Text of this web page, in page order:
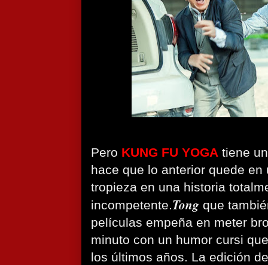
Pero KUNG FU YOGA tiene
hace que lo anterior quede
tropieza en una historia
incompetente.Tong que
películas empeña en meter
minuto con un humor cursi
los últimos años. La edición